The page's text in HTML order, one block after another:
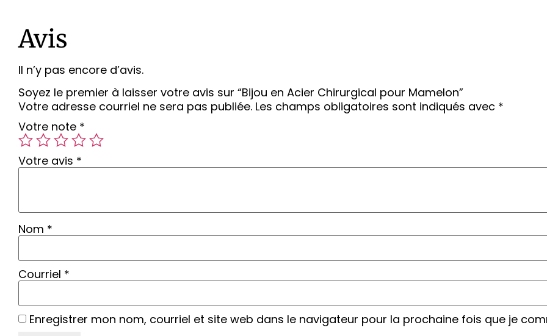
Avis
Il n’y pas encore d’avis.
Soyez le premier à laisser votre avis sur “Bijou en Acier Chirurgical pour Mamelon”
Votre adresse courriel ne sera pas publiée. Les champs obligatoires sont indiqués avec *
Votre note *
Votre avis *
Nom *
Courriel *
Enregistrer mon nom, courriel et site web dans le navigateur pour la prochaine fois que je